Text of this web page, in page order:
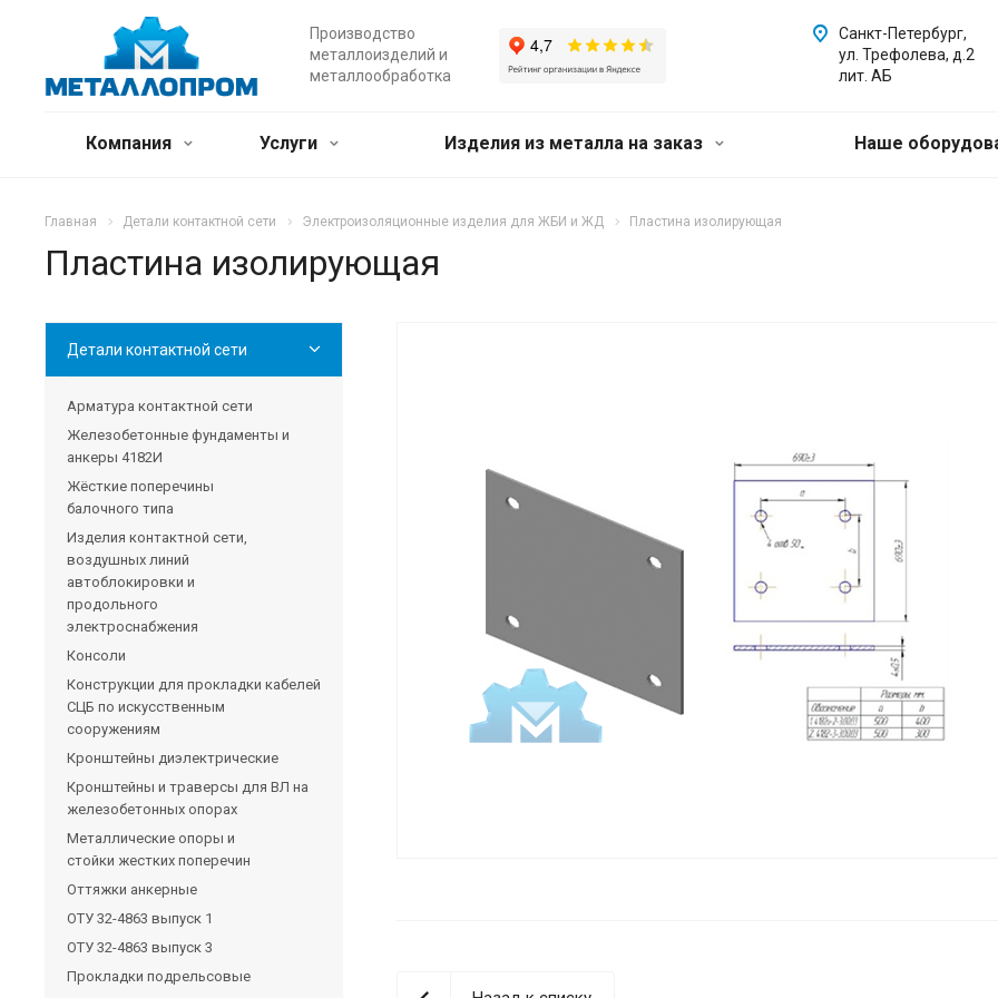
Производство
металлоизделий и
металлообработка
Санкт-Петербург,
ул. Трефолева, д.2
лит. АБ
Компания Услуги Изделия из металла на заказ Наше
Главная Детали контактной сети Электроизоляционные изделия для ЖБИ и ЖД Пластина изолирующая
Пластина изолирующая
Детали контактной сети
Арматура контактной сети
Железобетонные фундаменты и
анкеры 4182И
Жёсткие поперечины
балочного типа
Изделия контактной сети,
воздушных линий
автоблокировки и
продольного
электроснабжения
Консоли
Конструкции для прокладки кабелей
СЦБ по искусственным
сооружениям
Кронштейны диэлектрические
Кронштейны и траверсы для ВЛ на
железобетонных опорах
Металлические опоры и
стойки жестких поперечин
Оттяжки анкерные
ОТУ 32-4863 выпуск 1
ОТУ 32-4863 выпуск 3
Прокладки подрельсовые